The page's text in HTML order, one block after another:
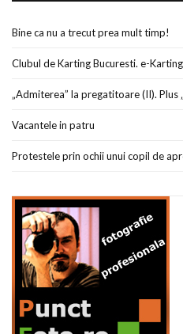
Bine ca nu a trecut prea mult timp!
Clubul de Karting Bucuresti. e-Karting
„Admiterea” la pregatitoare (II). Plus
Vacantele in patru
Protestele prin ochii unui copil de